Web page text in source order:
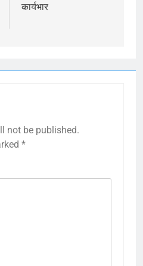
कार्यभार
not be published.
*